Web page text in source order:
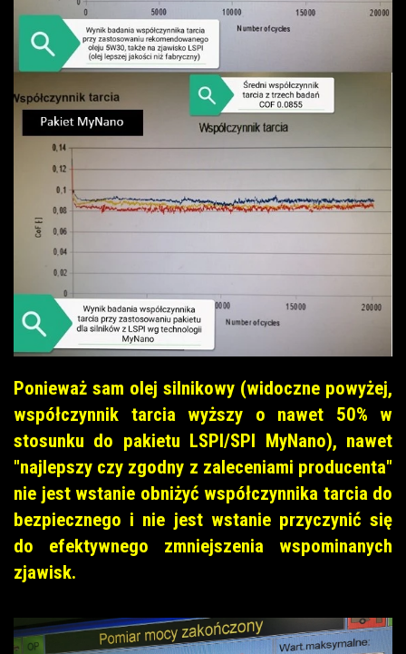
Ponieważ sam olej silnikowy (widoczne powyżej,
współczynnik tarcia wyższy o nawet 50% w
stosunku do pakietu LSPI/SPI MyNano), nawet
"najlepszy czy zgodny z zaleceniami producenta"
nie jest wstanie obniżyć współczynnika tarcia do
bezpiecznego i nie jest wstanie przyczynić się
do efektywnego zmniejszenia wspominanych
zjawisk.